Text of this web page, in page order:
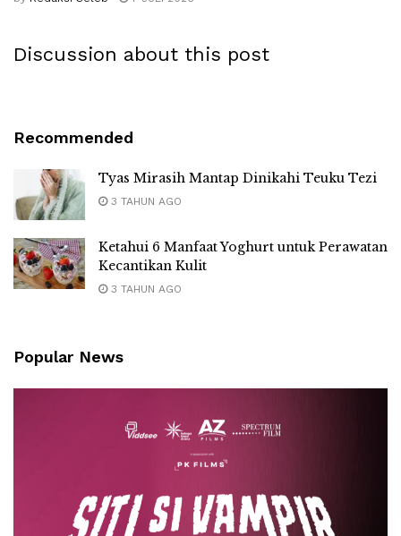
Discussion about this post
Recommended
Tyas Mirasih Mantap Dinikahi Teuku Tezi
3 TAHUN AGO
Ketahui 6 Manfaat Yoghurt untuk Perawatan
Kecantikan Kulit
3 TAHUN AGO
Popular News